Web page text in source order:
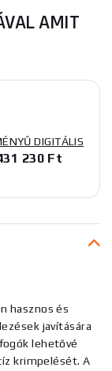
AMIT
DIGITÁLIS
230 Ft
hasznos és
javítására
lehetővé
krimpelését. A